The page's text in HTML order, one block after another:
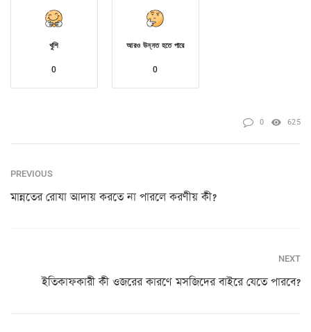
খুশি
0
আরও উন্নত হতে পারে
0
0 625
PREVIOUS
মান্নতের রোযা আদায় করতে না পারলে করণীয় কী?
NEXT
ইতিকাফকারী কী ওজরের কারণে মসজিদের বাইরে যেতে পারবে?